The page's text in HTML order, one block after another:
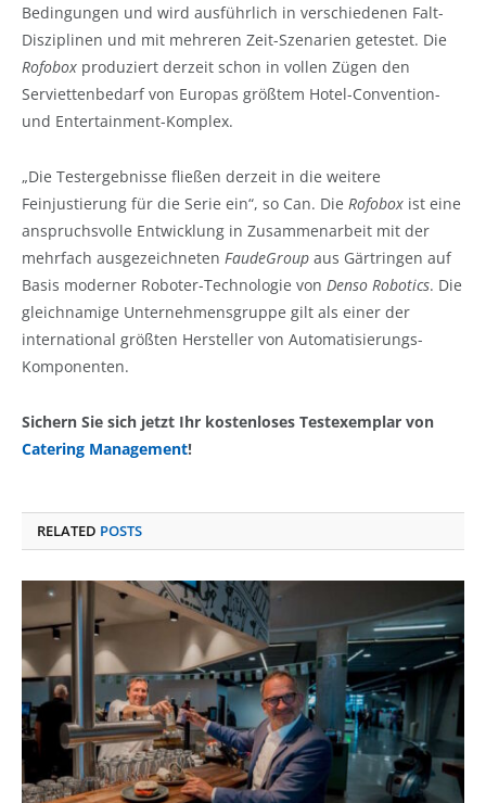
Bedingungen und wird ausführlich in verschiedenen Falt-
Disziplinen und mit mehreren Zeit-Szenarien getestet. Die
Rofobox produziert derzeit schon in vollen Zügen den
Serviettenbedarf von Europas größtem Hotel-Convention-
und Entertainment-Komplex.
„Die Testergebnisse fließen derzeit in die weitere
Feinjustierung für die Serie ein“, so Can. Die Rofobox ist eine
anspruchsvolle Entwicklung in Zusammenarbeit mit der
mehrfach ausgezeichneten FaudeGroup aus Gärtringen auf
Basis moderner Roboter-Technologie von Denso Robotics. Die
gleichnamige Unternehmensgruppe gilt als einer der
international größten Hersteller von Automatisierungs-
Komponenten.
Sichern Sie sich jetzt Ihr kostenloses Testexemplar von
Catering Management!
RELATED POSTS